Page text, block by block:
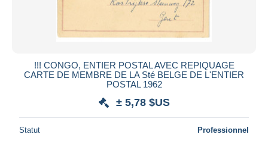
!!! CONGO, ENTIER POSTAL AVEC REPIQUAGE
CARTE DE MEMBRE DE LA Sté BELGE DE L'ENTIER
POSTAL 1962
± 5,78 $US
Statut Professionnel